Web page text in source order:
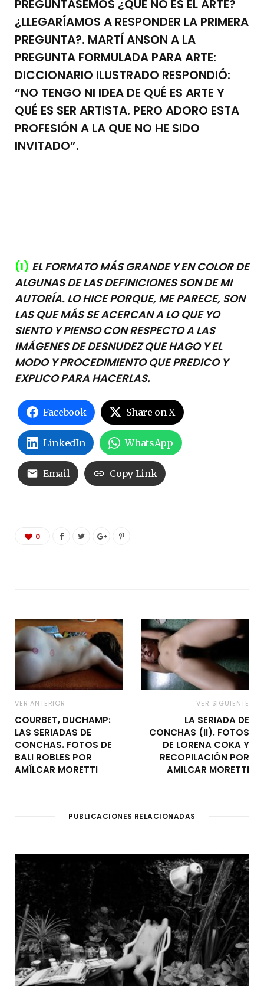
PREGUNTÁSEMOS ¿QUÉ NO ES EL ARTE?
¿LLEGARÍAMOS A RESPONDER LA PRIMERA
PREGUNTA?. MARTÍ ANSON A LA
PREGUNTA FORMULADA PARA ARTE:
DICCIONARIO ILUSTRADO RESPONDIÓ:
“NO TENGO NI IDEA DE QUÉ ES ARTE Y
QUÉ ES SER ARTISTA. PERO ADORO ESTA
PROFESIÓN A LA QUE NO HE SIDO
INVITADO”.
(1) EL FORMATO MÁS GRANDE Y EN COLOR DE
ALGUNAS DE LAS DEFINICIONES SON DE MI
AUTORÍA. LO HICE PORQUE, ME PARECE, SON
LAS QUE MÁS SE ACERCAN A LO QUE YO
SIENTO Y PIENSO CON RESPECTO A LAS
IMÁGENES DE DESNUDEZ QUE HAGO Y EL
MODO Y PROCEDIMIENTO QUE PREDICO Y
EXPLICO PARA HACERLAS.
Facebook Share on X
LinkedIn WhatsApp
Email Copy Link
0
VER ANTERIOR
COURBET, DUCHAMP:
LAS SERIADAS DE
CONCHAS. FOTOS DE
BALI ROBLES POR
AMÍLCAR MORETTI
VER SIGUIENTE
LA SERIADA DE
CONCHAS (II). FOTOS
DE LORENA COKA Y
RECOPILACIÓN POR
AMILCAR MORETTI
PUBLICACIONES RELACIONADAS